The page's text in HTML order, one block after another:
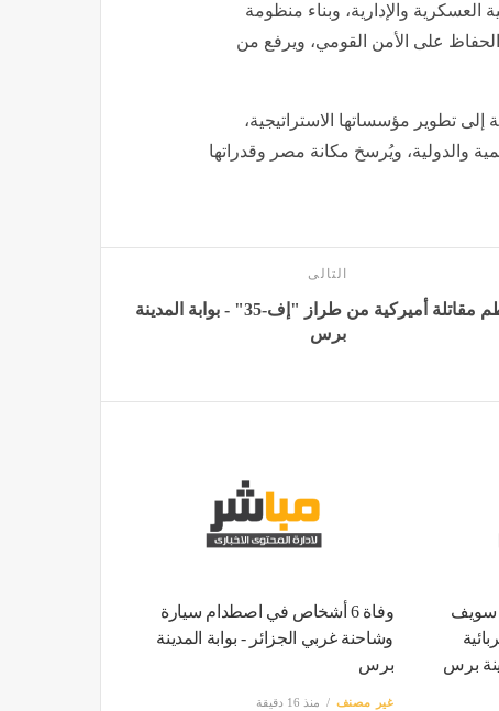
العسكرية والإدارية، وبناء منظومة
الحفاظ على الأمن القومي، ويرفع من
تطوير مؤسساتها الاستراتيجية،
والدولية، ويُرسخ مكانة مصر وقدراتها
التالى
تحطم مقاتلة أميركية من طراز "إف-35" - بوابة المدينة
برس
سويف
برس
وفاة 6 أشخاص في اصطدام سيارة
وشاحنة غربي الجزائر - بوابة المدينة
برس
غير مصنف منذ 16 دقيقة